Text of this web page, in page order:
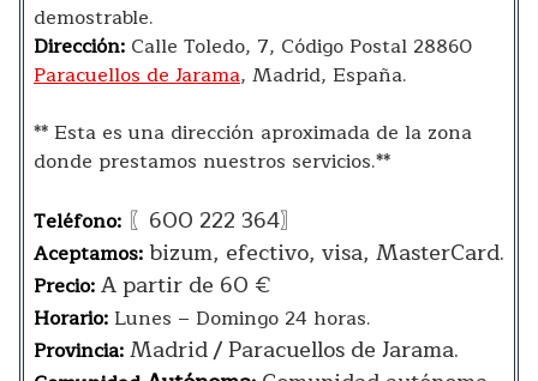
demostrable.
Dirección: Calle Toledo, 7, Código Postal 28860
Paracuellos de Jarama, Madrid, España.
** Esta es una dirección aproximada de la zona
donde prestamos nuestros servicios.**
Teléfono: 〖600 222 364〗
Aceptamos:bizum, efectivo, visa, MasterCard.
Precio:A partir de 60 €
Horario: Lunes – Domingo 24 horas.
Provincia:Madrid / Paracuellos de Jarama.